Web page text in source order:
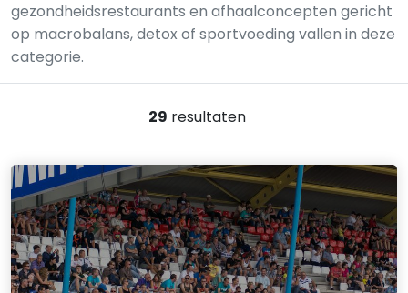
gezondheidsrestaurants en afhaalconcepten gericht
op macrobalans, detox of sportvoeding vallen in deze
categorie.
29 resultaten